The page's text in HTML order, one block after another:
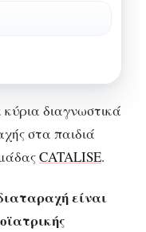
παιδιά
διαγνωστικά
στα παιδιά
CATALISE.
είναι